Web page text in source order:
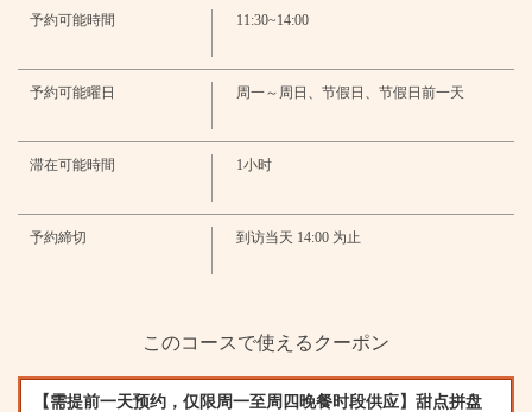
予約可能時間 11:30~14:00
予約可能曜日 周一～周日、节假日、节假日前一天
滞在可能時間 1小时
予約締切 到访当天 14:00 为止
このコースで使えるクーポン
【需提前一天预约，仅限周一至周四晚餐时段供应】甜点拼盘
千葉県柏市柏２-７-１０ ２Ｆ
お店情報をコピー